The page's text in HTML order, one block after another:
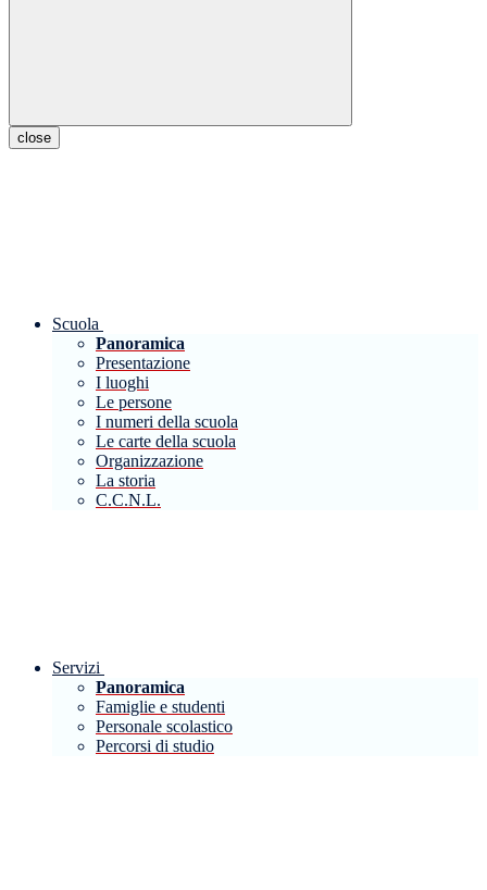
close
Scuola
Panoramica
Presentazione
I luoghi
Le persone
I numeri della scuola
Le carte della scuola
Organizzazione
La storia
C.C.N.L.
Servizi
Panoramica
Famiglie e studenti
Personale scolastico
Percorsi di studio